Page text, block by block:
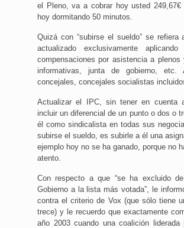
el Pleno, va a cobrar hoy usted
hoy dormitando 50 minutos.
Quizá con “subirse el sueldo” se refiera
actualizado exclusivamente
compensaciones por asistencia a plenos
informativas, junta de gobierno, etc.
concejales, concejales socialistas
Actualizar el IPC, sin tener en cuenta
incluir un diferencial de un punto o dos o
él como sindicalista en todas sus
subirse el sueldo, es subirle a él una
ejemplo hoy no se ha ganado, porque no
atento.
Con respecto a que “se ha excluido
Gobierno a la lista más votada”, le
contra el criterio de Vox (que sólo tiene
trece) y le recuerdo que exactamente
año 2003 cuando una coalición liderada